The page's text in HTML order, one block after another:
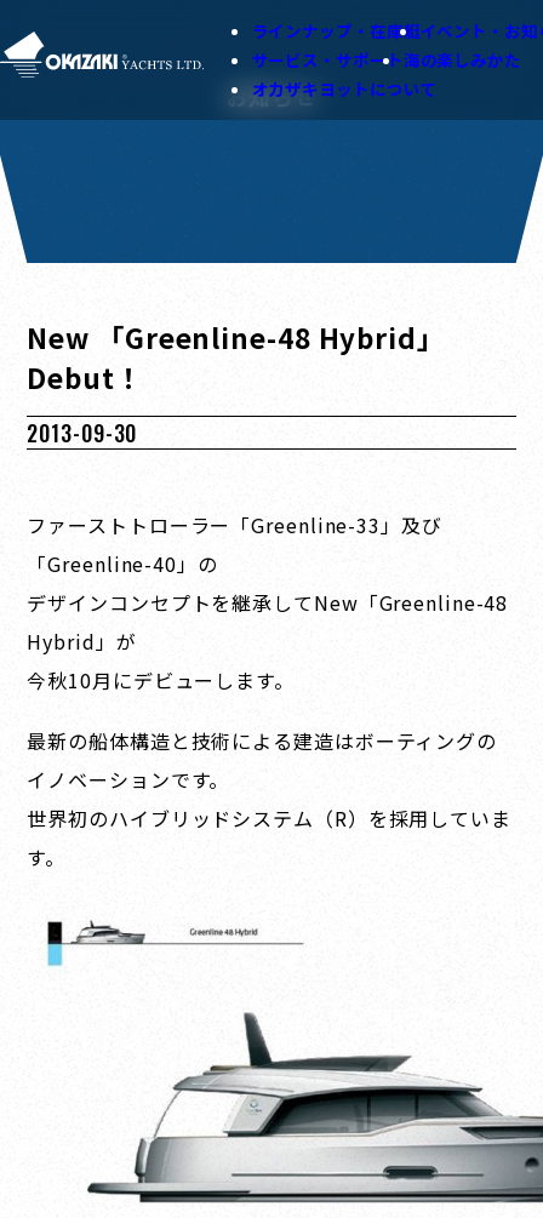
ラインナップ・在庫艇イベント・お知
サービス・サポート海の楽しみかた
オカザキヨットについて
お知らせ
New 「Greenline-48 Hybrid」
Debut！
2013-09-30
ファーストトローラー「Greenline-33」及び
「Greenline-40」の
デザインコンセプトを継承してNew「Greenline-48
Hybrid」が
今秋10月にデビューします。
最新の船体構造と技術による建造はボーティングの
イノベーションです。
世界初のハイブリッドシステム（R）を採用していま
す。